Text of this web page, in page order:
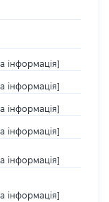
інформація]
інформація]
інформація]
інформація]
інформація]
інформація]